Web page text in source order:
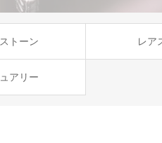
トーン レア
アリー